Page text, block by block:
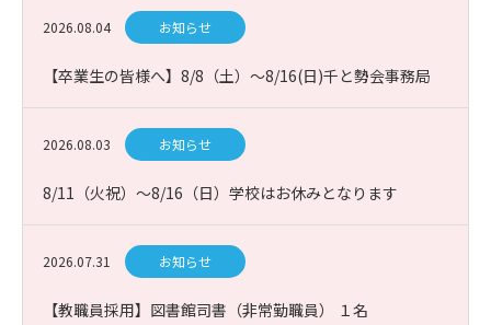
2026.08.04 お知らせ
【卒業生の皆様へ】8/8（土）～8/16(日)千と勢会事務局
お休み
2026.08.03 お知らせ
8/11（火祝）～8/16（日）学校はお休みとなります
2026.07.31 お知らせ
【教職員採用】図書館司書（非常勤職員） １名